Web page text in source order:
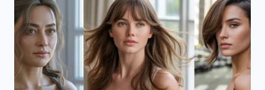
FAVORECEN
SON
TENDENCIA
EN